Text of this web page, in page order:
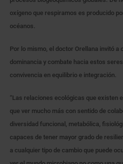
oxígeno que respiramos es producido
océanos.
Por lo mismo, el doctor Orellana invitó a
dominancia y combate hacia estos
convivencia en equilibrio e integración.
“Las relaciones ecológicas que existen
que ver mucho más con sentido de
diversidad funcional, metabólica,
capaces de tener mayor grado de
a cualquier tipo de cambio que puede